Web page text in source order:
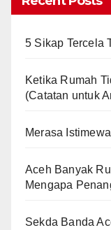
5 Sikap Tercela
Ketika Rumah
(Catatan untuk
Merasa Istimewa
Aceh Banyak
Mengapa
Sekda Banda